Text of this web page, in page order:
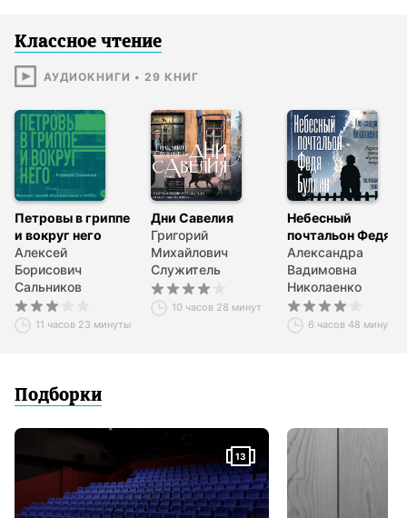
ли все происходящее в романе – гриппозные
галлюцинации трех Петровых, то ли и правда обнажилась
на мгновение колдовская изнанка мира) – как ни посмотри,
Галина Юзефович
© Сальников А.
© Латухова А., художественное оформление
© ООО «Издательство АСТ»
© & ℗ ООО «Аудиокнига», 2018
Продюсер аудиозаписи: Татьяна Плюта
Классное чтение
АУДИОКНИГИ • 29 КНИГ
Петровы в гриппе
и вокруг него
Алексей
Борисович
Сальников
11 часов 23 минуты
Дни Савелия
Григорий
Михайлович
Служитель
10 часов 28 минут
Небесный
почтальон Федя
Булкин
Александра
Вадимовна
Николаенко
6 часов 48 минут
Подборки
13